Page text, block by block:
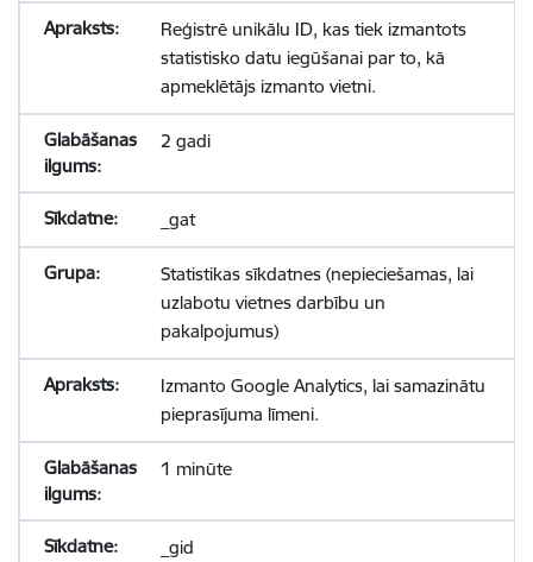
Reģistrē unikālu ID, kas tiek izmantots
statistisko datu iegūšanai par to, kā
apmeklētājs izmanto vietni.
2 gadi
_gat
Statistikas sīkdatnes (nepieciešamas, lai
uzlabotu vietnes darbību un
pakalpojumus)
Izmanto Google Analytics, lai samazinātu
pieprasījuma līmeni.
1 minūte
_gid